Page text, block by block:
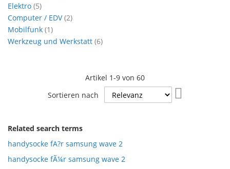
Artikel 1-9 von 60
Sortieren nach
Related search terms
handysocke fA?r samsung wave 2
handysocke fÃ¼r samsung wave 2
Elektro 5Artikel
Computer / EDV 2Artikel
Mobilfunk 1Artikel
Werkzeug und Werkstatt 6Artikel